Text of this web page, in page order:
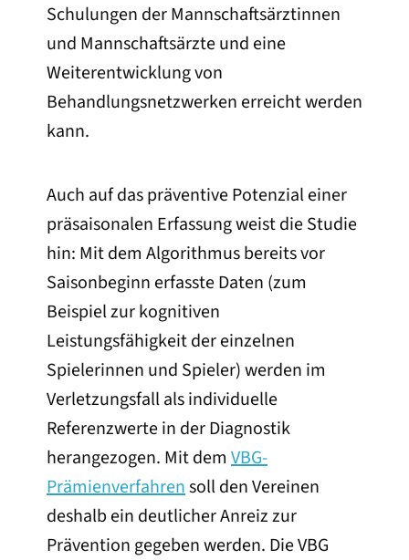
Schulungen der Mannschaftsärztinnen
und Mannschaftsärzte und eine
Weiterentwicklung von
Behandlungsnetzwerken erreicht werden
kann.
Auch auf das präventive Potenzial einer
präsaisonalen Erfassung weist die Studie
hin: Mit dem Algorithmus bereits vor
Saisonbeginn erfasste Daten (zum
Beispiel zur kognitiven
Leistungsfähigkeit der einzelnen
Spielerinnen und Spieler) werden im
Verletzungsfall als individuelle
Referenzwerte in der Diagnostik
herangezogen. Mit dem VBG-
Prämienverfahrensoll den Vereinen
deshalb ein deutlicher Anreiz zur
Prävention gegeben werden. Die VBG